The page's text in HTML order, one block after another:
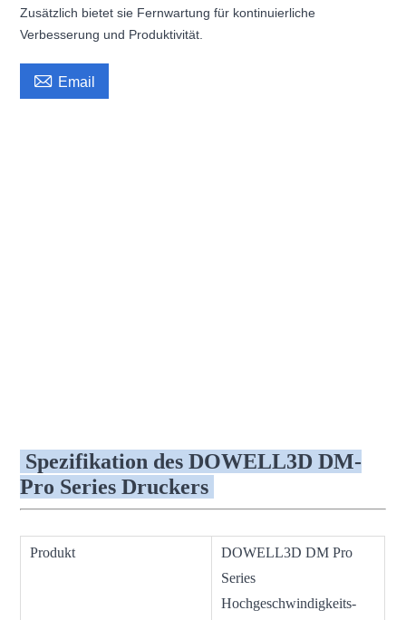
Zusätzlich bietet sie Fernwartung für kontinuierliche
Verbesserung und Produktivität.
 Email
Spezifikation des DOWELL3D DM-
Pro Series Druckers
Produkt
DOWELL3D DM Pro
Series
Hochgeschwindigkeits-